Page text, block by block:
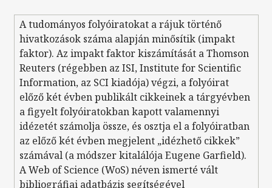
A tudományos folyóiratokat a rájuk történő
hivatkozások száma alapján minősítik (impakt
faktor). Az impakt faktor kiszámítását a Thomson
Reuters (régebben az ISI, Institute for Scientific
Information, az SCI kiadója) végzi, a folyóirat
előző két évben publikált cikkeinek a tárgyévben
a figyelt folyóiratokban kapott valamennyi
idézetét számolja össze, és osztja el a folyóiratban
az előző két évben megjelent „idézhető cikkek”
számával (a módszer kitalálója Eugene Garfield).
A Web of Science (WoS) néven ismerté vált
bibliográfiai adatbázis segítségével